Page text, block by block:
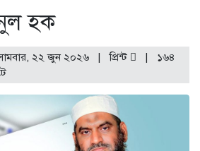
হক
২২ জুন ২০২৬ |প্রিন্ট | ১৬৪